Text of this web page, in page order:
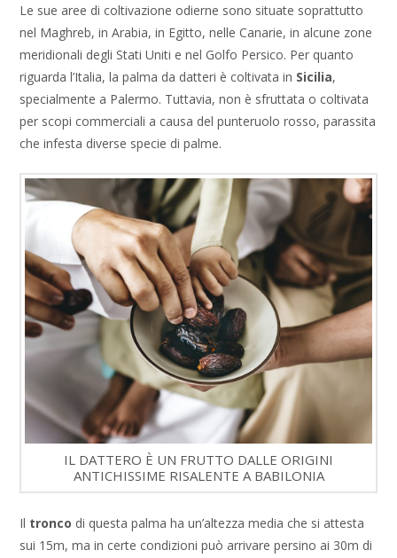
Le sue aree di coltivazione odierne sono situate soprattutto
nel Maghreb, in Arabia, in Egitto, nelle Canarie, in alcune zone
meridionali degli Stati Uniti e nel Golfo Persico. Per quanto
riguarda l’Italia, la palma da datteri è coltivata in Sicilia,
specialmente a Palermo. Tuttavia, non è sfruttata o coltivata
per scopi commerciali a causa del punteruolo rosso, parassita
che infesta diverse specie di palme.
IL DATTERO È UN FRUTTO DALLE ORIGINI
ANTICHISSIME RISALENTE A BABILONIA
Il tronco di questa palma ha un’altezza media che si attesta
sui 15m, ma in certe condizioni può arrivare persino ai 30m di